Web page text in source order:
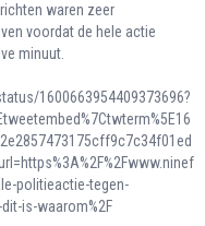
waren zeer
voordat de hele actie
minuut.
1600663954409373696?
politieactie-tegen-
is-waarom%2F